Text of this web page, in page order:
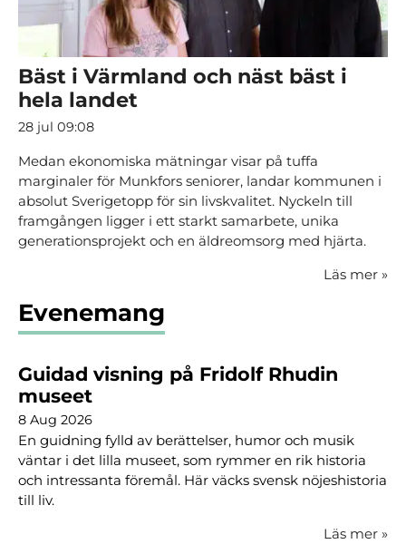
Bäst i Värmland och näst bäst i
hela landet
28 jul 09:08
Medan ekonomiska mätningar visar på tuffa
marginaler för Munkfors seniorer, landar kommunen i
absolut Sverigetopp för sin livskvalitet. Nyckeln till
framgången ligger i ett starkt samarbete, unika
generationsprojekt och en äldreomsorg med hjärta.
Läs mer »
Evenemang
Guidad visning på Fridolf Rhudin
museet
8 Aug 2026
En guidning fylld av berättelser, humor och musik
väntar i det lilla museet, som rymmer en rik historia
och intressanta föremål. Här väcks svensk nöjeshistoria
till liv.
Läs mer »